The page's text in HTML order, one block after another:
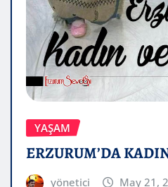
YAŞAM
ERZURUM’DA
yönetici May 21,